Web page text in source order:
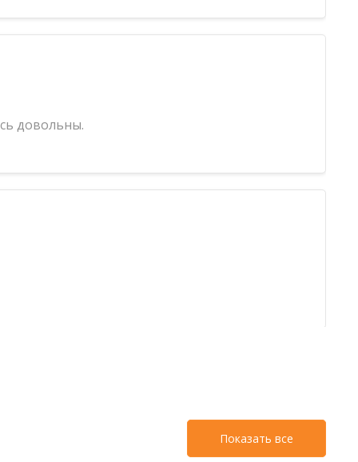
довольны.
а после бассейна всегда чувствуешь себя как
в выходной день. Всё как всегда на
Показать все